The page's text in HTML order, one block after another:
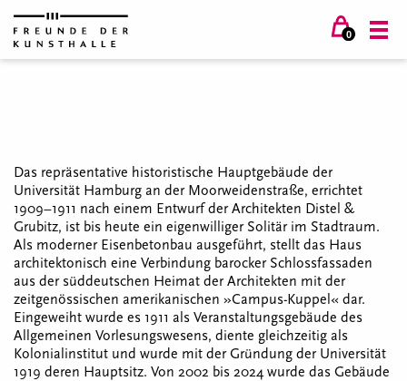
0
Das repräsentative historistische Hauptgebäude der
Universität Hamburg an der Moorweidenstraße, errichtet
1909–1911 nach einem Entwurf der Architekten Distel &
Grubitz, ist bis heute ein eigenwilliger Solitär im Stadtraum.
Als moderner Eisenbetonbau ausgeführt, stellt das Haus
architektonisch eine Verbindung barocker Schlossfassaden
aus der süddeutschen Heimat der Architekten mit der
zeitgenössischen amerikanischen »Campus-Kuppel« dar.
Eingeweiht wurde es 1911 als Veranstaltungsgebäude des
Allgemeinen Vorlesungswesens, diente gleichzeitig als
Kolonialinstitut und wurde mit der Gründung der Universität
1919 deren Hauptsitz. Von 2002 bis 2024 wurde das Gebäude